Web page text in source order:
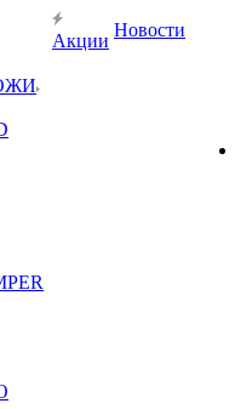
Акции
Новости